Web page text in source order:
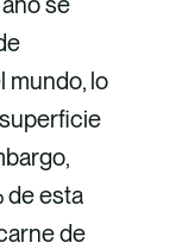
mundo, lo
de esta
de